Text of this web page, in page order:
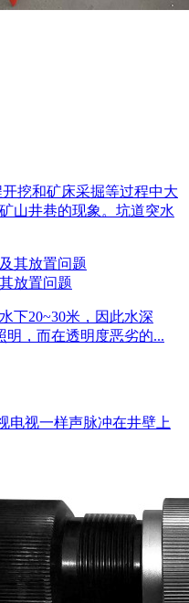
和矿床采掘等过程中大
山井巷的现象。坑道突水
放置问题
下20~30米，因此水深
明，而在透明度恶劣的...
视一样声脉冲在井壁上